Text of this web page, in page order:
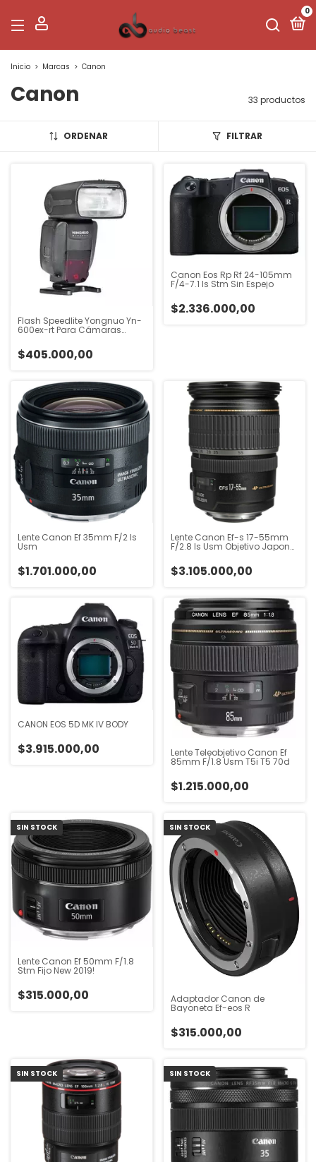
0
Inicio > Marcas > Canon
Canon 33 productos
ORDENAR FILTRAR
Flash Speedlite Yongnuo Yn-
600ex-rt Para Cámaras
$405.000,00
Canon Eos Rp Rf 24-105mm
F/4-7.1 Is Stm Sin Espejo
$2.336.000,00
Lente Canon Ef 35mm F/2 Is
Usm
$1.701.000,00
Lente Canon Ef-s 17-55mm
F/2.8 Is Usm Objetivo Japon
$3.105.000,00
CANON EOS 5D MK IV BODY
$3.915.000,00 Lente Teleobjetivo Canon Ef
85mm F/1.8 Usm T5i T5 70d
$1.215.000,00
SIN STOCK
Lente Canon Ef 50mm F/1.8
Stm Fijo New 2019!
$315.000,00
SIN STOCK
Adaptador Canon de
Bayoneta Ef-eos R
$315.000,00
SIN STOCK SIN STOCK